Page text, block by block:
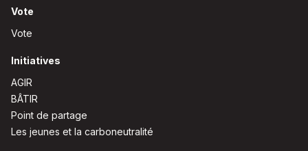
Vote
Vote
Initiatives
AGIR
BÂTIR
Point de partage
Les jeunes et la carboneutralité